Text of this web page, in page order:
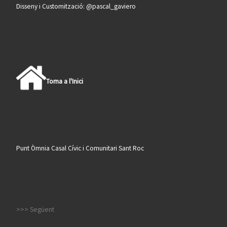
Disseny i Customització: @pascal_gaviero
Torna a l'Inici
Punt Òmnia Casal Cívic i Comunitari Sant Roc
>>> Següent